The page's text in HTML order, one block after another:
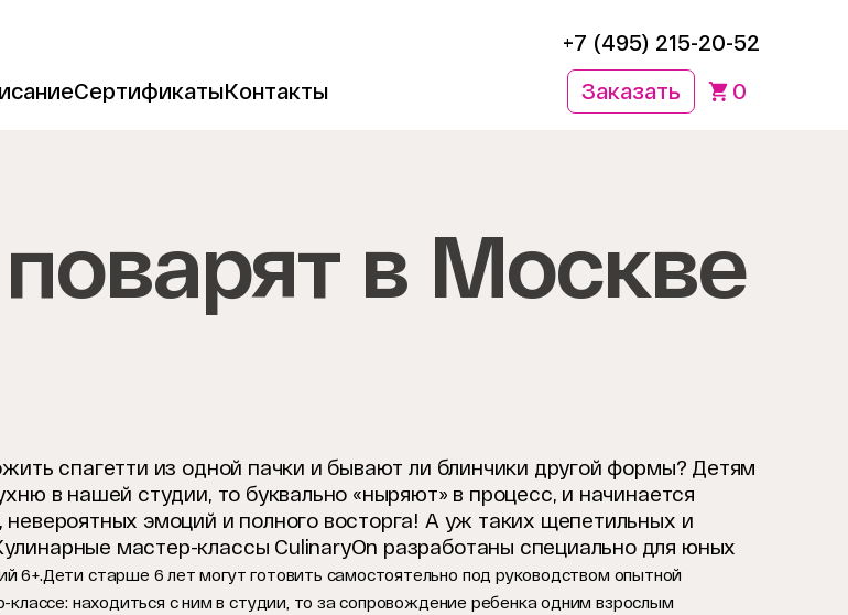
+7 (495) 215-20-52
СертификатыКонтакты Заказать 0
в Москве
спагетти из одной пачки и бывают ли блинчики другой формы? Детям
в нашей студии, то буквально «ныряют» в процесс, и начинается
эмоций и полного восторга! А уж таких щепетильных и
мастер-классы CulinaryOn разработаны специально для юных
6+.Дети старше 6 лет могут готовить самостоятельно под руководством опытной
находиться с ним в студии, то за сопровождение ребенка одним взрослым